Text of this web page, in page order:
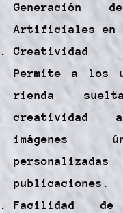
Generación
Artificiales en
Creatividad
Permite a los
rienda
creatividad
imágenes
publicaciones.
Facilidad